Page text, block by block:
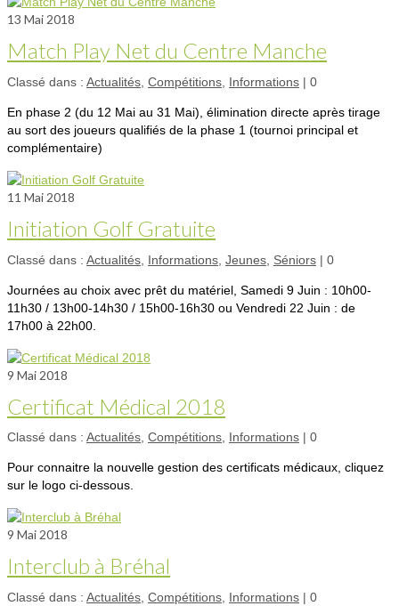
13 Mai 2018
Match Play Net du Centre Manche
Classé dans : Actualités Compétitions Informations | 0
En phase 2 (du 12 Mai au 31 Mai), élimination directe après tirage
au sort des joueurs qualifiés de la phase 1 (tournoi principal et
complémentaire)
11 Mai 2018
Initiation Golf Gratuite
Classé dans : Actualités Informations Jeunes Séniors | 0
Journées au choix avec prêt du matériel, Samedi 9 Juin : 10h00-
11h30 / 13h00-14h30 / 15h00-16h30 ou Vendredi 22 Juin : de
17h00 à 22h00.
9 Mai 2018
Certificat Médical 2018
Classé dans : Actualités, Compétitions, Informations | 0
Pour connaitre la nouvelle gestion des certificats médicaux, cliquez
sur le logo ci-dessous.
9 Mai 2018
Interclub à Bréhal
Classé dans : Actualités, Compétitions, Informations | 0